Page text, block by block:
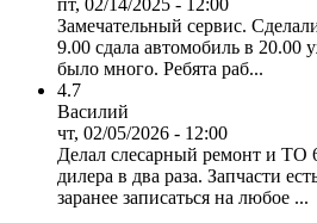
пт, 02/14/2025 - 12:00
Замечательный сервис.
9.00 сдала автомобиль в 20.00
было много. Ребята раб...
4.7
Василий
чт, 02/05/2026 - 12:00
Делал слесарный ремонт и ТО
дилера в два раза. Запчасти
заранее записаться на любое ...